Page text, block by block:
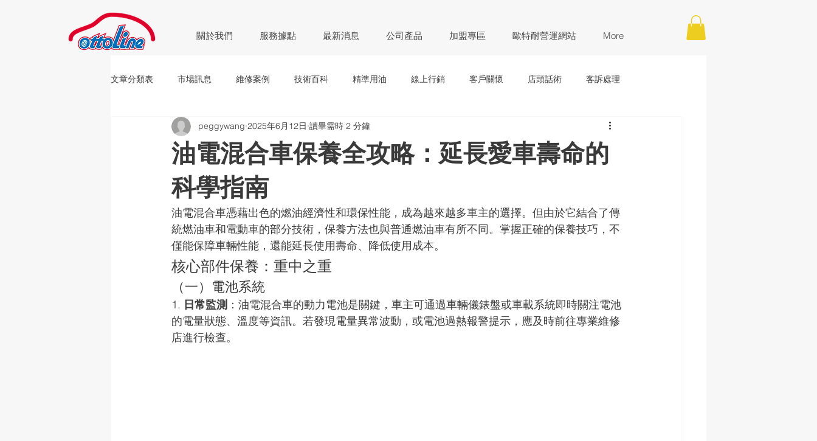
關於我們 服務據點 最新消息 公司產品 加盟專區 歐特耐營運網站 More
文章分類表 市場訊息 維修案例 技術百科 精準用油 線上行銷 客戶關懷 店頭話術 客訴處理
新品上市 活動
油電混合車保養全攻略：延長愛車壽命的
科學指南
peggywang 2025年6月12日 讀畢需時 2 分鐘
油電混合車憑藉出色的燃油經濟性和環保性能，成為越來越多車主的選擇。但由於它結合了傳
統燃油車和電動車的部分技術，保養方法也與普通燃油車有所不同。掌握正確的保養技巧，不
僅能保障車輛性能，還能延長使用壽命、降低使用成本。
核心部件保養：重中之重
（一）電池系統
1. 日常監測 ：油電混合車的動力電池是關鍵，車主可通過車輛儀錶盤或車載系統即時關注電池
的電量狀態、溫度等資訊。若發現電量異常波動，或電池過熱報警提示，應及時前往專業維修
店進行檢查。